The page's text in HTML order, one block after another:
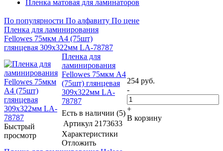
Пленка матовая для ламинаторов
По популярности По алфавиту По цене
Пленка для ламинирования
Fellowes 75мкм A4 (75шт)
глянцевая 309x322мм LA-78787
Быстрый
просмотр
Пленка для
ламинирования
Fellowes 75мкм A4
(75шт) глянцевая
309x322мм LA-
78787
Есть в наличии (5)
Артикул 2173633
Характеристики
Отложить
254 руб.
-
+
В корзину